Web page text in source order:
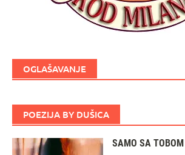
OGLAŠAVANJE
POEZIJA BY DUŠICA
SAMO SA TOBOM